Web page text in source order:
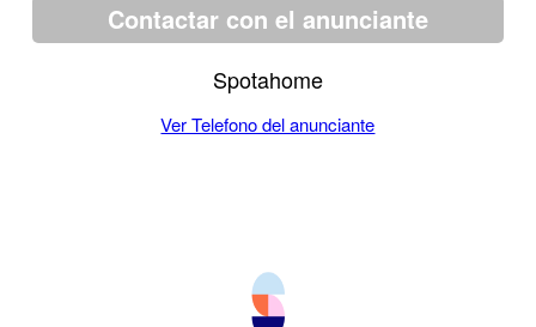
Contactar con el anunciante
Spotahome
Ver Telefono del anunciante